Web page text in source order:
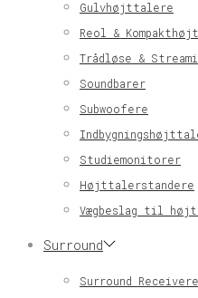
Gulvhøjttalere
Reol &
Trådløse &
Soundbarer
Subwoofere
Studiemonitorer
Højttalerstandere
Vægbeslag til
Surround
Surround Receivere